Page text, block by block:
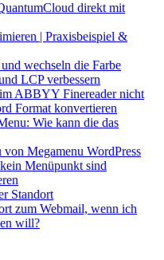
direkt mit
| Praxisbeispiel &
wechseln die Farbe
LCP verbessern
ABBYY Finereader nicht
Format konvertieren
Wie kann die das
Megamenu WordPress
Menüpunkt sind
Standort
zum Webmail, wenn ich
will?